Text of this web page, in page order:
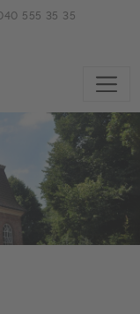
555 35 35